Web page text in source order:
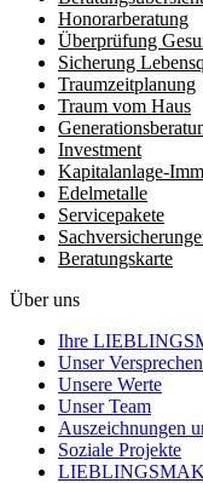
Honorar­beratung
Überprüfung
Sicherung
Traumzeit­planung
Traum vom Haus
Investment
Kapitalanlage-
Edelmetalle
Servicepakete
Beratungskarte
Über uns
Ihre
Unser Versprechen
Unsere Werte
Unser Team
Auszeichnungen
Soziale Projekte